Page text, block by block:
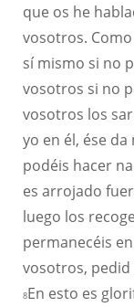
que os he
vosotros.
sí mismo si no
vosotros si no
vosotros los
yo en él, ése
podéis hacer
es arrojado
luego los
permanecéis
vosotros, pedid
8En esto es